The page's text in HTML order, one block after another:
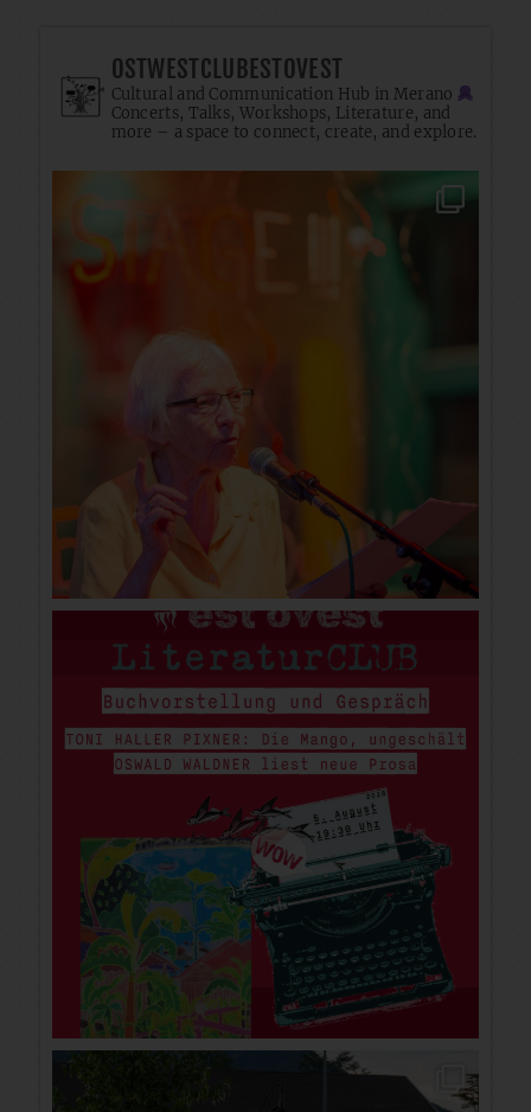
OSTWESTCLUBESTOVEST
Cultural and Communication Hub in Merano
Concerts, Talks, Workshops, Literature, and
more – a space to connect, create, and explore.